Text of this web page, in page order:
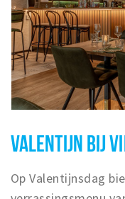
VALENTIJN BIJ
Op Valentijnsdag